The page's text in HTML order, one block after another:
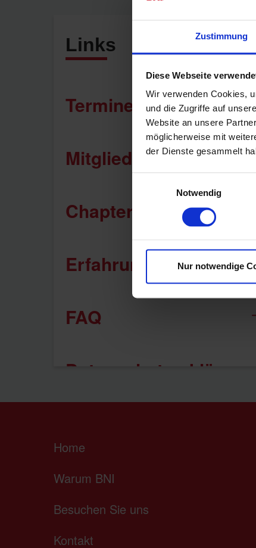
Zustimmung
Diese Webseite
Wir verwenden Cookies,
und die Zugriffe auf
Website an unsere
möglicherweise mit
der Dienste gesammelt
Notwendig
Nur notwendige
Links
Termine
Mitglied finden
Chapter im Aufbau
Erfahrungen
FAQ
Datenschutzerklärung
Home
Warum BNI
Besuchen Sie uns
Kontakt